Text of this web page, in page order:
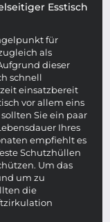
Esstisch
für
als
dieser
schnell
einsatzbereit
vor allem eins
Sie ein paar
Ihres
empfiehlt es
Schutzhüllen
Um das
um zu
die